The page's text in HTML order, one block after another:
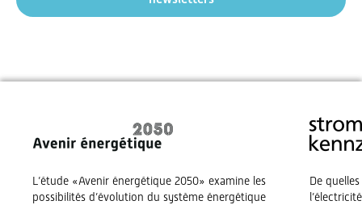
L’étude «Avenir énergétique 2050» examine les
possibilités d’évolution du système énergétique
De